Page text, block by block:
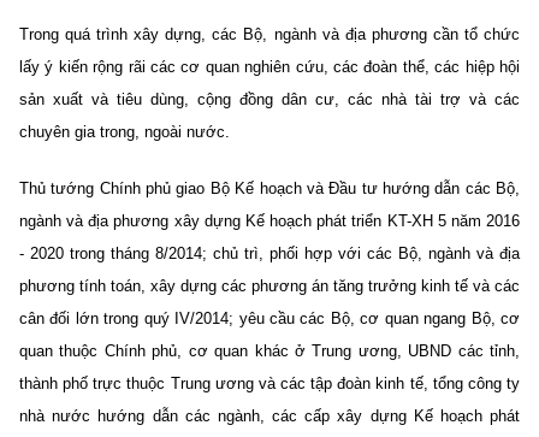
Trong quá trình xây dựng, các Bộ, ngành và địa phương cần tổ chức
lấy ý kiến rộng rãi các cơ quan nghiên cứu, các đoàn thể, các hiệp hội
sản xuất và tiêu dùng, cộng đồng dân cư, các nhà tài trợ và các
chuyên gia trong, ngoài nước.
Thủ tướng Chính phủ giao Bộ Kế hoạch và Đầu tư hướng dẫn các Bộ,
ngành và địa phương xây dựng Kế hoạch phát triển KT-XH 5 năm 2016
- 2020 trong tháng 8/2014; chủ trì, phối hợp với các Bộ, ngành và địa
phương tính toán, xây dựng các phương án tăng trưởng kinh tế và các
cân đối lớn trong quý IV/2014; yêu cầu các Bộ, cơ quan ngang Bộ, cơ
quan thuộc Chính phủ, cơ quan khác ở Trung ương, UBND các tỉnh,
thành phố trực thuộc Trung ương và các tập đoàn kinh tế, tổng công ty
nhà nước hướng dẫn các ngành, các cấp xây dựng Kế hoạch phát